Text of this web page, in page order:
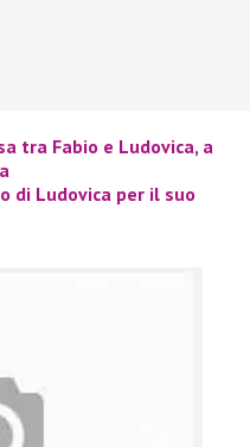
tra Fabio e Ludovica, a
di Ludovica per il suo